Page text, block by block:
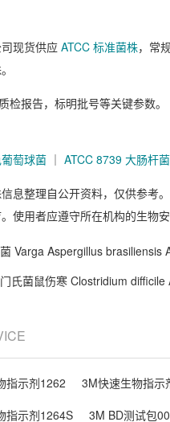
现货供应 ATCC 标准菌株，常
检报告，标明批号等关键参数。
萄球菌 ｜ ATCC 8739 大肠杆菌
息整理自公开资料，仅供参考
使用者应遵守所在机构的生物
Varga Aspergillus brasiliensis
氏菌鼠伤寒 Clostridium difficile
指示剂1262 3M快速生物指示
指示剂1264S
3M BD测试包